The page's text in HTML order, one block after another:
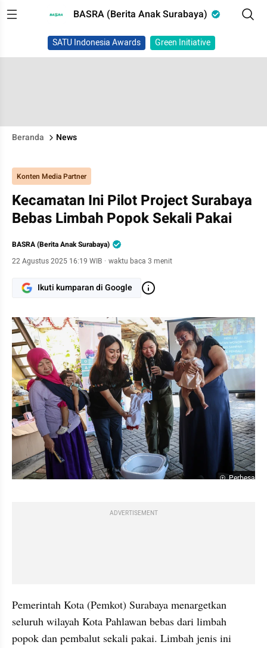
BASRA (Berita Anak Surabaya)
SATU Indonesia Awards Green Initiative
Beranda News
Konten Media Partner
Kecamatan Ini Pilot Project Surabaya
Bebas Limbah Popok Sekali Pakai
BASRA (Berita Anak Surabaya)
22 Agustus 2025 16:19 WIB · waktu baca 3 menit
Ikuti kumparan di Google
Perbesar
ADVERTISEMENT
Pemerintah Kota (Pemkot) Surabaya menargetkan
seluruh wilayah Kota Pahlawan bebas dari limbah
popok dan pembalut sekali pakai. Limbah jenis ini